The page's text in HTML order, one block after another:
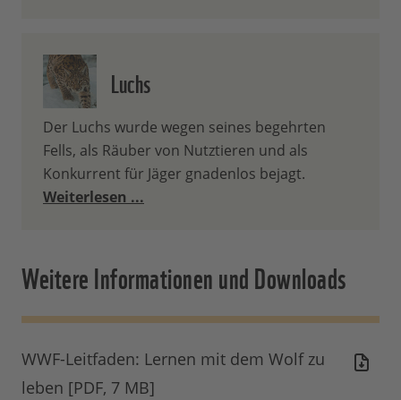
Luchs
Der Luchs wurde wegen seines begehrten
Fells, als Räuber von Nutztieren und als
Konkurrent für Jäger gnadenlos bejagt.
Weiterlesen ...
Weitere Informationen und Downloads
WWF-Leitfaden: Lernen mit dem Wolf zu
leben [PDF, 7 MB]